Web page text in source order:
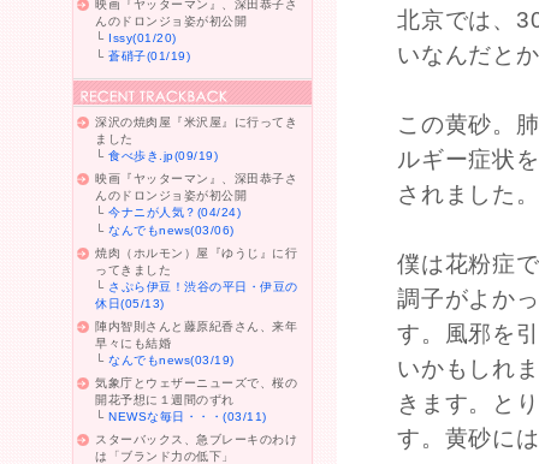
北京では、
いなんだと
この黄砂。
ルギー症状
されました
僕は花粉症
調子がよか
す。風邪を
いかもしれ
きます。と
す。黄砂に
映画『ヤッターマン』、深田恭子さ
んのドロンジョ姿が初公開
└ Issy(01/20)
└蒼硝子(01/19)
深沢の焼肉屋『米沢屋』に行ってき
ました
└食べ歩き.jp(09/19)
映画『ヤッターマン』、深田恭子さ
んのドロンジョ姿が初公開
└今ナニが人気？(04/24)
└なんでもnews(03/06)
焼肉（ホルモン）屋『ゆうじ』に行
ってきました
└ さぷら伊豆！渋谷の平日・伊豆の
休日(05/13)
陣内智則さんと藤原紀香さん、来年
早々にも結婚
└なんでもnews(03/19)
気象庁とウェザーニューズで、桜の
開花予想に１週間のずれ
└NEWSな毎日・・・(03/11)
スターバックス、急ブレーキのわけ
は「ブランド力の低下」